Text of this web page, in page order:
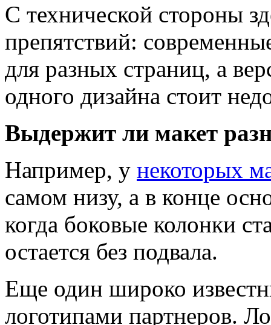
С технической стороны
препятствий:
для разных страниц, а
одного дизайна стоит
Выдержит ли макет
Например, у некоторых
самом низу, а в конце
когда боковые колонки
остается без подвала.
Еще один широко
логотипами партнеров.